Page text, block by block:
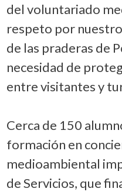
del voluntariado
respeto por
de las praderas de
necesidad de
entre visitantes y
Cerca de 150
formación en
medioambiental
de Servicios, que